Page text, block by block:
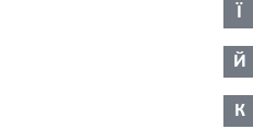
Ї
Й
К